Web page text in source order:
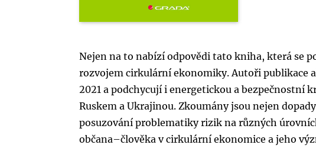
Nejen na to nabízí odpovědi tato kniha, která se
rozvojem cirkulární ekonomiky. Autoři publikace
2021 a podchycují i energetickou a bezpečnostní
Ruskem a Ukrajinou. Zkoumány jsou nejen
posuzování problematiky rizik na různých
občana–člověka v cirkulární ekonomice a jeho